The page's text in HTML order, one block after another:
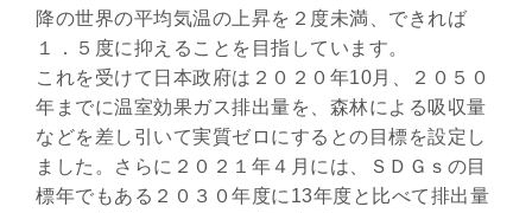
降の世界の平均気温の上昇を２度未満、できれば
１．５度に抑えることを目指しています。
これを受けて日本政府は２０２０年10月、２０５０
年までに温室効果ガス排出量を、森林による吸収量
などを差し引いて実質ゼロにするとの目標を設定し
ました。さらに２０２１年４月には、ＳＤＧｓの目
標年でもある２０３０年度に13年度と比べて排出量